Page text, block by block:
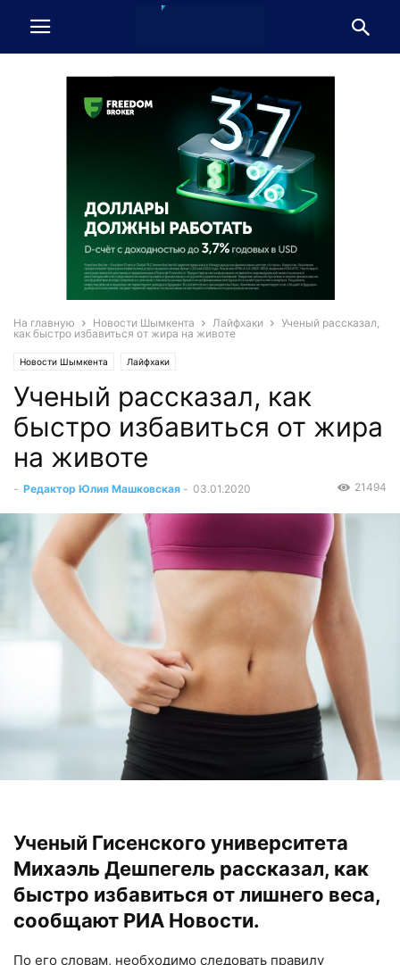
На главную Новости Шымкента Лайфхаки
Ученый рассказал,
как быстро избавиться от жира на животе
Новости Шымкента Лайфхаки
Ученый рассказал, как
быстро избавиться от жира
на животе
- Редактор Юлия Машковская - 03.01.2020 21494
Ученый Гисенского университета
Михаэль Дешпегель рассказал, как
быстро избавиться от лишнего веса,
сообщают РИА Новости.
По его словам, необходимо следовать правилу